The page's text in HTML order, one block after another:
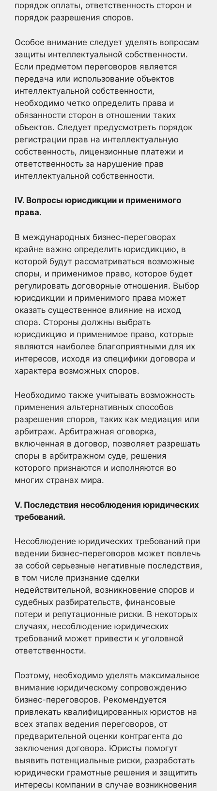
порядок оплаты, ответственность сторон и
порядок разрешения споров.
Особое внимание следует уделять вопросам
защиты интеллектуальной собственности.
Если предметом переговоров является
передача или использование объектов
интеллектуальной собственности,
необходимо четко определить права и
обязанности сторон в отношении таких
объектов. Следует предусмотреть порядок
регистрации прав на интеллектуальную
собственность, лицензионные платежи и
ответственность за нарушение прав
интеллектуальной собственности.
IV. Вопросы юрисдикции и применимого
права.
В международных бизнес-переговорах
крайне важно определить юрисдикцию, в
которой будут рассматриваться возможные
споры, и применимое право, которое будет
регулировать договорные отношения. Выбор
юрисдикции и применимого права может
оказать существенное влияние на исход
спора. Стороны должны выбрать
юрисдикцию и применимое право, которые
являются наиболее благоприятными для их
интересов, исходя из специфики договора и
характера возможных споров.
Необходимо также учитывать возможность
применения альтернативных способов
разрешения споров, таких как медиация или
арбитраж. Арбитражная оговорка,
включенная в договор, позволяет разрешать
споры в арбитражном суде, решения
которого признаются и исполняются во
многих странах мира.
V. Последствия несоблюдения юридических
требований.
Несоблюдение юридических требований при
ведении бизнес-переговоров может повлечь
за собой серьезные негативные последствия,
в том числе признание сделки
недействительной, возникновение споров и
судебных разбирательств, финансовые
потери и репутационные риски. В некоторых
случаях, несоблюдение юридических
требований может привести к уголовной
ответственности.
Поэтому, необходимо уделять максимальное
внимание юридическому сопровождению
бизнес-переговоров. Рекомендуется
привлекать квалифицированных юристов на
всех этапах ведения переговоров, от
предварительной оценки контрагента до
заключения договора. Юристы помогут
выявить потенциальные риски, разработать
юридически грамотные решения и защитить
интересы компании в случае возникновения